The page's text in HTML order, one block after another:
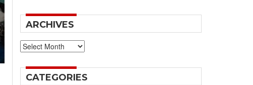
ARCHIVES
Archives
CATEGORIES